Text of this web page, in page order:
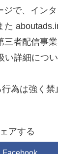
で、イン
者配信事
詳細につ
為は強く禁
アする